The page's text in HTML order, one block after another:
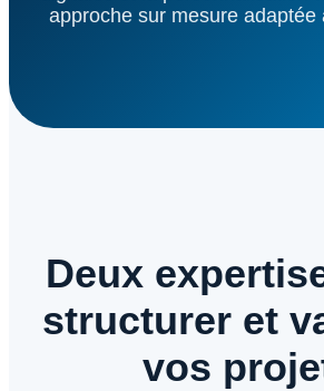
approche sur mesure adaptée
Deux
structurer et
vos